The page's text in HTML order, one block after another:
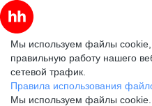
Мы используем файлы cookie,
правильную работу нашего
сетевой трафик.
Правила использования
Мы используем файлы cookie.